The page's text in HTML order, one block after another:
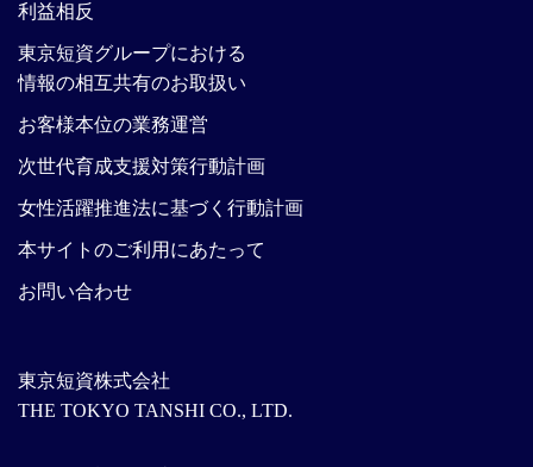
東京短資株式会社
THE TOKYO TANSHI CO., LTD.
利益相反
東京短資グループにおける
情報の相互共有のお取扱い
お客様本位の業務運営
次世代育成支援対策行動計画
女性活躍推進法に基づく行動計画
本サイトのご利用にあたって
お問い合わせ